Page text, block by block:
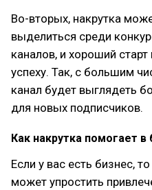
Во-вторых, накрутка
выделиться среди
каналов, и хороший
успеху. Так, с большим
канал будет выглядеть
для новых подписчиков.
Как накрутка помогает в
Если у вас есть бизнес,
может упростить